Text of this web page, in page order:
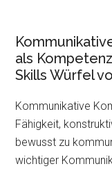
als
Skills Würfel
Kommunikative
Fähigkeit,
bewusst zu
wichtiger